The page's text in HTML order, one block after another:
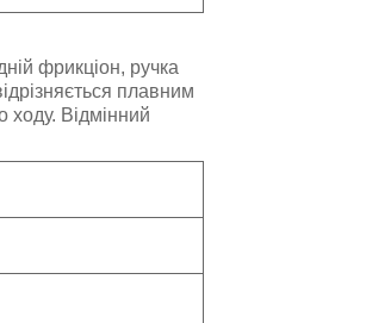
фрикціон, ручка
плавним
ходу. Відмінний